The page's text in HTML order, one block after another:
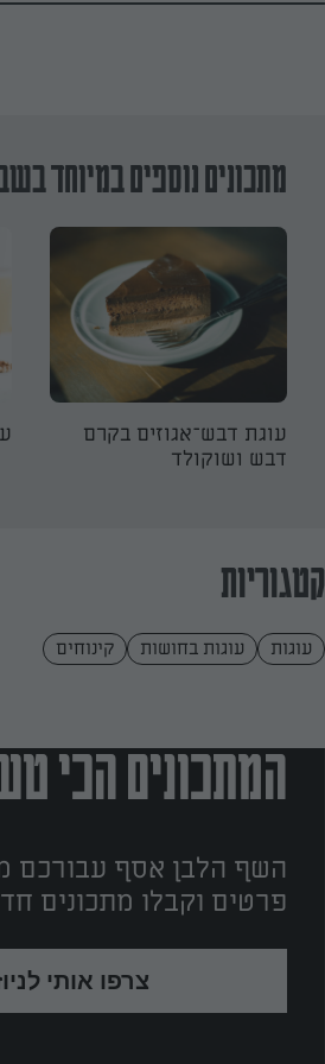
מתכונים נוספים במיוחד
עוגת דבש־אגוזים בקרם
דבש ושוקולד
קטגוריות
עוגות עוגות בחושות קינוחים
המתכונים הכי
השף הלבן אסף עבורכם
פרטים וקבלו מתכונים
צרפו אותי